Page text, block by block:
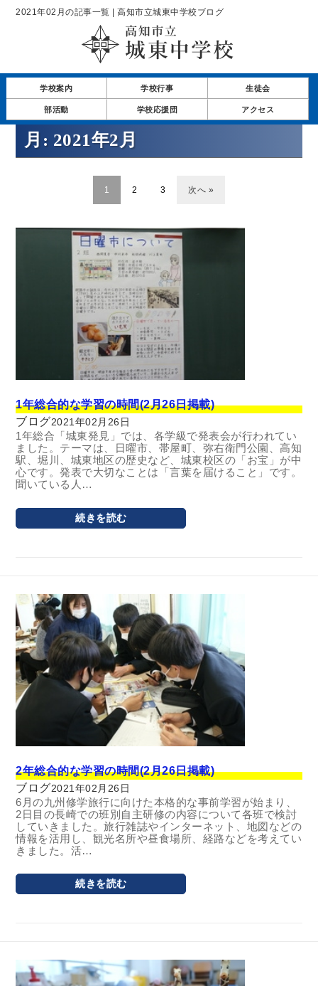
2021年02月の記事一覧 | 高知市立城東中学校ブログ
学校案内 学校行事 生徒会
部活動 学校応援団 アクセス
月: 2021年2月
1 2 3 次へ »
1年総合的な学習の時間(2月26日掲載)
ブログ2021年02月26日
1年総合「城東発見」では、各学級で発表会が行われてい
ました。テーマは、日曜市、帯屋町、弥右衛門公園、高知
駅、堀川、城東地区の歴史など、城東校区の「お宝」が中
心です。発表で大切なことは「言葉を届けること」です。
聞いている人…
続きを読む
2年総合的な学習の時間(2月26日掲載)
ブログ2021年02月26日
6月の九州修学旅行に向けた本格的な事前学習が始まり、
2日目の長崎での班別自主研修の内容について各班で検討
していきました。旅行雑誌やインターネット、地図などの
情報を活用し、観光名所や昼食場所、経路などを考えてい
きました。活…
続きを読む